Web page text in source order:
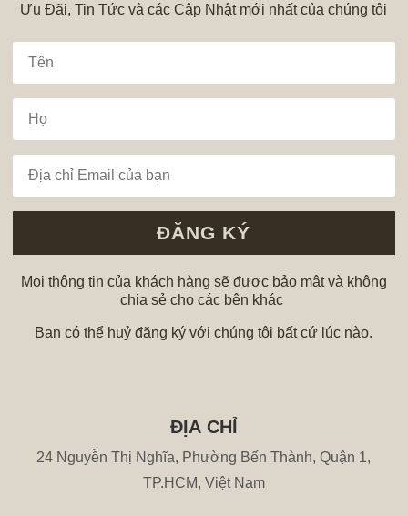
Ưu Đãi, Tin Tức và các Cập Nhật mới nhất của chúng tôi
ĐĂNG KÝ
Mọi thông tin của khách hàng sẽ được bảo mật và không
chia sẻ cho các bên khác
Bạn có thể huỷ đăng ký với chúng tôi bất cứ lúc nào.
ĐỊA CHỈ
24 Nguyễn Thị Nghĩa, Phường Bến Thành, Quận 1,
TP.HCM, Việt Nam